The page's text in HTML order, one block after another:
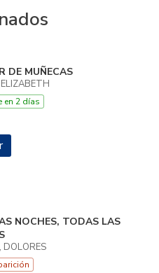
DE MUÑECAS
en 2 días
NOCHES, TODAS LAS
DOLORES